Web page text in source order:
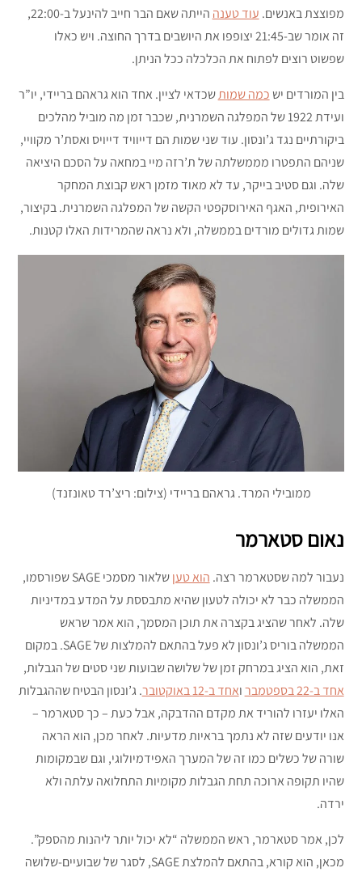
מפוצצת באנשים. עוד טענה
הייתה שאם הבר חייב להינעל ב-22:00,
זה אומר שב-21:45 יצופפו את היושבים בדרך החוצה. ויש כאלו
שפשוט רוצים לפתוח את הכלכלה ככל הניתן.
בין המורדים ישכמה שמותשכדאי לציין. אחד הוא גראהם בריידי, יו”ר
ועידת 1922 של המפלגה השמרנית, שכבר זמן מה מוביל מהלכים
ביקורתיים נגד ג’ונסון. עוד שני שמות הם דייוויד דייויס ואסת’ר מקוויי,
שניהם התפטרו מממשלתה של ת’רזה מיי במחאה על הסכם היציאה
שלה. וגם סטיב בייקר, עד לא מאוד מזמן ראש קבוצת המחקר
האירופית, האגף האירוסקפטי הקשה של המפלגה השמרנית. בקיצור,
שמות גדולים מורדים בממשלה, ולא נראה שהמרידות האלו קטנות.
ממובילי המרד. גראהם בריידי (צילום: ריצ’רד טאונזנד)
נאום סטארמר
נעבור למה שסטארמר רצה. הוא טען
שלאור מסמכי SAGE שפורסמו,
הממשלה כבר לא יכולה לטעון שהיא מתבססת על המדע במדיניות
שלה. לאחר שהציג בקצרה את תוכן המסמך, הוא אמר שראש
הממשלה בוריס ג’ונסון לא פעל בהתאם להמלצות של SAGE. במקום
זאת, הוא הציג במרחק זמן של שלושה שבועות שני סטים של הגבלות,
אחד ב-22 בספטמבר
ואחד ב-12 באוקטובר
. ג’ונסון הבטיח שההגבלות
האלו יעזרו להוריד את מקדם ההדבקה, אבל כעת – כך סטארמר –
אנו יודעים שזה לא נתמך בראיות מדעיות. לאחר מכן, הוא הראה
שורה של כשלים כמו זה של המערך האפידמיולוגי, וגם שבמקומות
שהיו תקופה ארוכה תחת הגבלות מקומיות התחלואה עלתה ולא
ירדה.
לכן, אמר סטארמר, ראש הממשלה “לא יכול יותר ליהנות מהספק”.
מכאן, הוא קורא, בהתאם להמלצת SAGE, לסגר של שבועיים-שלושה